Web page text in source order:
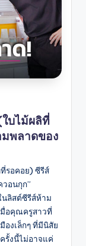
ใบไม้ผลิที่
พลาดของ
รอคอย) ซีรีส์
อนกุก”
นลิสต์ซีรีส์ห้าม
อคุณครูสาวที่
งเล็กๆ ที่มีนิสัย
รั้งนี้ไม่อาจแค่